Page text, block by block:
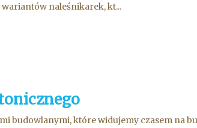
naleśnikarek, kt...
budowlanymi, które widujemy czasem na